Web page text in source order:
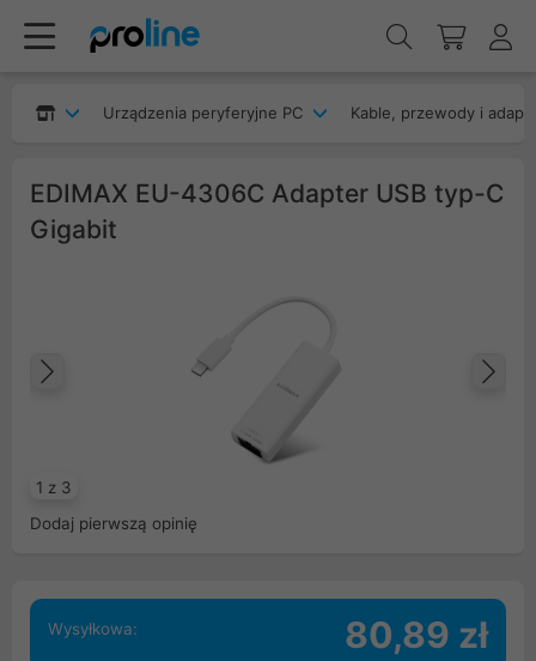
Urządzenia peryferyjne PC Kable, przewody i
EDIMAX EU-4306C Adapter USB typ-C
Gigabit
1 z 3
Dodaj pierwszą opinię
Wysyłkowa: 80,89 zł